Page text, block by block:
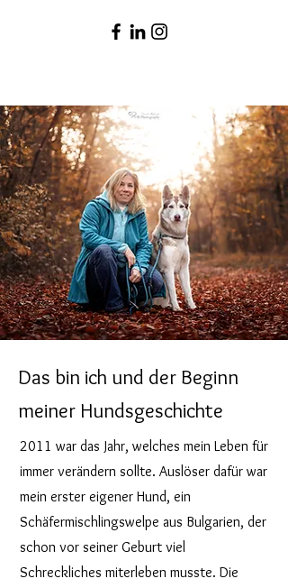
Das bin ich und der Beginn
meiner Hundsgeschichte
2011 war das Jahr, welches mein Leben für
immer verändern sollte. Auslöser dafür war
mein erster eigener Hund, ein
Schäfermischlingswelpe aus Bulgarien, der
schon vor seiner Geburt viel
Schreckliches miterleben musste. Die